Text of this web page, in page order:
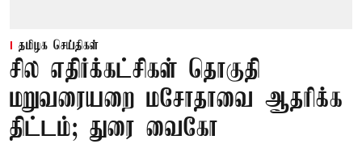
தமிழக செய்திகள்
சில எதிர்க்கட்சிகள் தொகுதி
மறுவரையறை மசோதாவை ஆதரிக்க
திட்டம்; துரை வைகோ